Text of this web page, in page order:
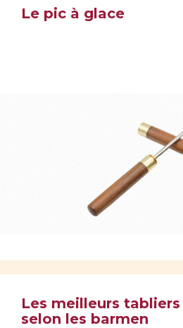
Le pic à glace
Les meilleurs
selon les barmen